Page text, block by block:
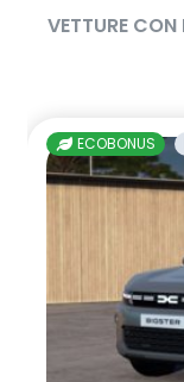
VETTURE CON
ECOBONUS